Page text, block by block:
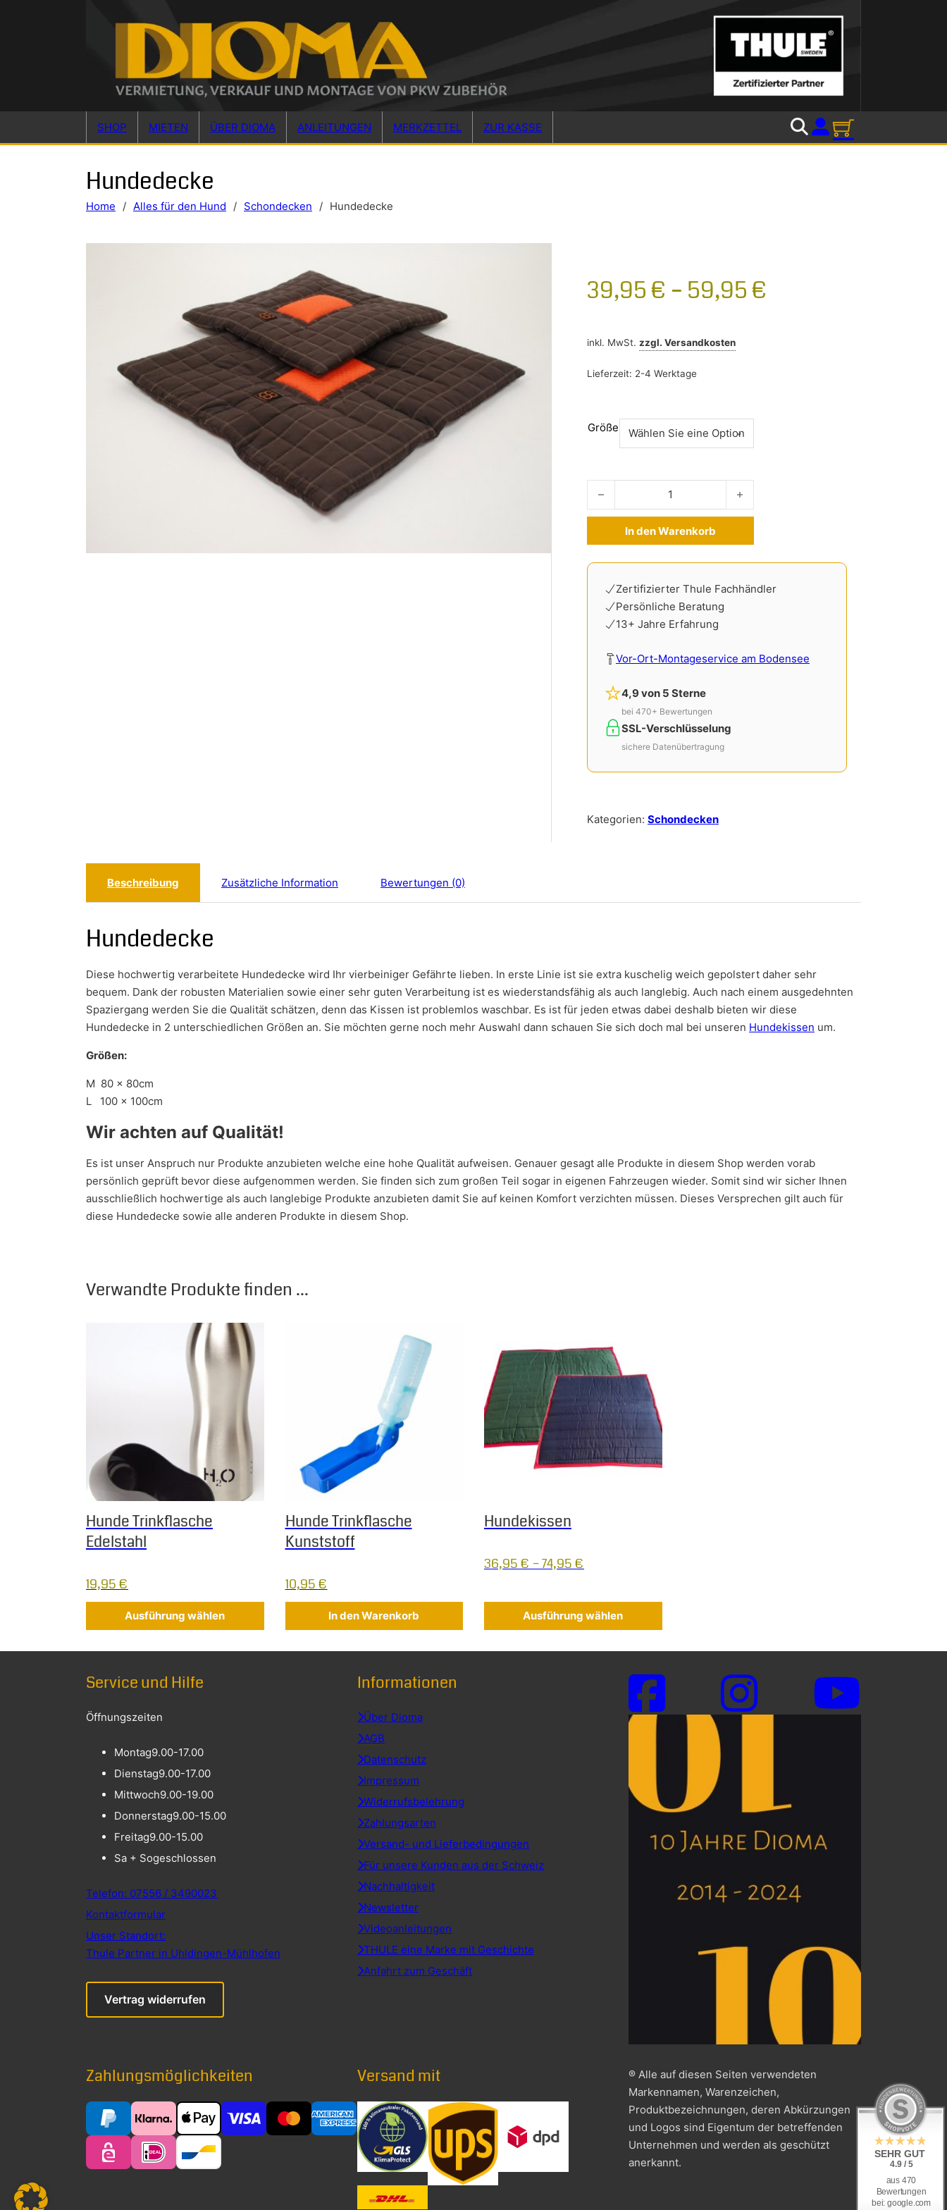
SHOP MIETEN ÜBER DIOMA ANLEITUNGEN MERKZETTEL ZUR KASSE
Hundedecke
Home / Alles für den Hund / Schondecken / Hundedecke
39,95 € – 59,95 €
inkl. MwSt. zzgl. Versandkosten
Lieferzeit: 2-4 Werktage
Größe
Hundedecke Menge
In den Warenkorb
Zertifizierter Thule Fachhändler
Persönliche Beratung
13+ Jahre Erfahrung
Vor-Ort-Montageservice am Bodensee
4,9 von 5 Sterne
bei 470+ Bewertungen
SSL-Verschlüsselung
sichere Datenübertragung
Kategorien: Schondecken
Beschreibung Zusätzliche Information Bewertungen (0)
Hundedecke
Diese hochwertig verarbeitete Hundedecke wird Ihr vierbeiniger Gefährte lieben. In erste Linie ist sie extra kuschelig weich gepolstert daher sehr
bequem. Dank der robusten Materialien sowie einer sehr guten Verarbeitung ist es wiederstandsfähig als auch langlebig. Auch nach einem ausgedehnten
Spaziergang werden Sie die Qualität schätzen, denn das Kissen ist problemlos waschbar. Es ist für jeden etwas dabei deshalb bieten wir diese
Hundedecke in 2 unterschiedlichen Größen an. Sie möchten gerne noch mehr Auswahl dann schauen Sie sich doch mal bei unseren Hundekissen um.
Größen:
M 80 x 80cm
L 100 x 100cm
Wir achten auf Qualität!
Es ist unser Anspruch nur Produkte anzubieten welche eine hohe Qualität aufweisen. Genauer gesagt alle Produkte in diesem Shop werden vorab
persönlich geprüft bevor diese aufgenommen werden. Sie finden sich zum großen Teil sogar in eigenen Fahrzeugen wieder. Somit sind wir sicher Ihnen
ausschließlich hochwertige als auch langlebige Produkte anzubieten damit Sie auf keinen Komfort verzichten müssen. Dieses Versprechen gilt auch für
diese Hundedecke sowie alle anderen Produkte in diesem Shop.
Verwandte Produkte finden ...
Hunde Trinkflasche
Edelstahl
19,95€
Ausführung wählen
Dieses Produkt weist mehrere Varianten auf. Die Optionen können auf der Produktseite gewählt werden
Hunde Trinkflasche
Kunststoff
10,95€
In den Warenkorb
Hundekissen
36,95€ –74,95€
Ausführung wählen
Service und Hilfe
Öffnungszeiten
Montag9.00-17.00
Dienstag9.00-17.00
Mittwoch9.00-19.00
Donnerstag9.00-15.00
Freitag9.00-15.00
Sa + Sogeschlossen
Telefon: 07556 / 3490023
Kontaktformular
Unser Standort:
Thule Partner in Uhldingen-Mühlhofen
Vertrag widerrufen
Informationen
Über Dioma
AGB
Datenschutz
Impressum
Widerrufsbelehrung
Zahlungsarten
Versand- und Lieferbedingungen
Für unsere Kunden aus der Schweiz
Nachhaltigkeit
Newsletter
Videoanleitungen
THULE eine Marke mit Geschichte
Anfahrt zum Geschäft
Zahlungsmöglichkeiten Versand mit
® Alle auf diesen Seiten verwendeten
Markennamen, Warenzeichen,
Produktbezeichnungen, deren Abkürzungen
und Logos sind Eigentum der betreffenden
Unternehmen und werden als geschützt
anerkannt.
SEHR GUT
4.9 / 5
aus 470
Bewertungen
bei: google.com